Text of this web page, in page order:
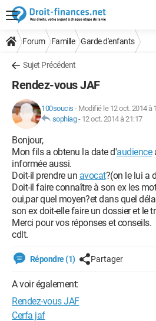
Forum Famille Garde d'enfants
Sujet Précédent
Rendez-vous JAF
100soucis - Modifié le 12 oct. 2014 à
sophiag- 12 oct. 2014 à 21:17
Bonjour,
Mon fils a obtenu la date d'audience
informée aussi.
Doit-il prendre un avocat?(on le lui a
Doit-il faire connaître à son ex les
oui,par quel moyen?et dans quel
son ex doit-elle faire un dossier et le
Merci pour vos réponses et conseils.
cdlt.
Répondre (1) Partager
A voir également:
Rendez-vous JAF
Cerfa jaf